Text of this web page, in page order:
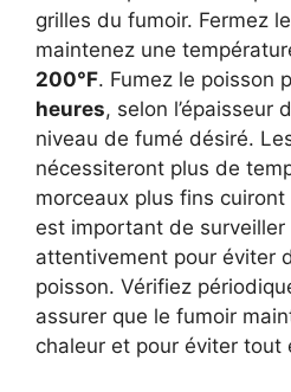
grilles du fumoir. Fermez
maintenez une
200°F. Fumez le poisson
heures, selon l’épaisseur
niveau de fumé désiré.
nécessiteront plus de
morceaux plus fins
est important de
attentivement pour éviter
poisson. Vérifiez
assurer que le fumoir
chaleur et pour éviter tout